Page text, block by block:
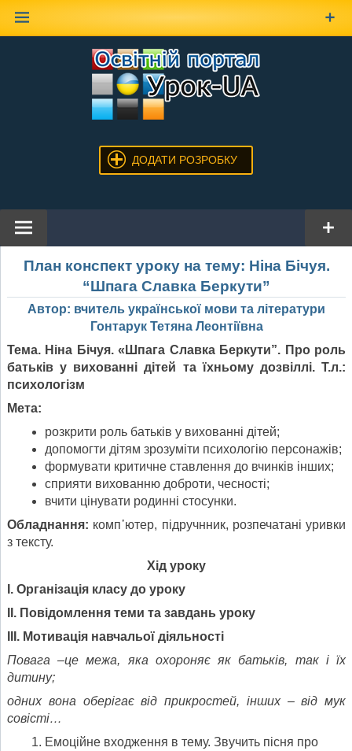
ДОДАТИ РОЗРОБКУ
План конспект уроку на тему: Ніна Бічуя.
“Шпага Славка Беркути”
Автор: вчитель української мови та літератури
Гонтарук Тетяна Леонтіївна
Тема. Ніна Бічуя. « Шпага Славка Беркути”. Про роль
батьків у вихованні дітей та їхньому дозвіллі. Т.л.:
психологізм
Мета:
розкрити роль батьків у вихованні дітей;
допомогти дітям зрозуміти психологію персонажів;
формувати критичне ставлення до вчинків інших;
сприяти вихованню доброти, чесності;
вчити цінувати родинні стосунки.
Обладнання: комп᾽ютер, підручнник, розпечатані уривки
з тексту.
Хід уроку
І. Організація класу до уроку
ІІ. Повідомлення теми та завдань уроку
ІІІ. Мотивація навчальої діяльності
Повага –це межа, яка охороняє як батьків, так і їх
дитину;
одних вона оберігає від прикростей, інших – від мук
совісті…
Емоційне входження в тему. Звучить пісня про